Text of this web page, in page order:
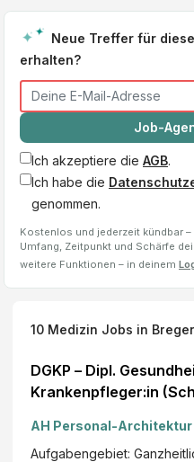
Neue Treffer für
erhalten?
Job-
Ich akzeptiere die AGB.
Ich habe die
genommen.
Kostenlos und jederzeit kündbar
Umfang, Zeitpunkt und Schärfe
weitere Funktionen – in deinem
10 Medizin Jobs in
DGKP – Dipl.
Krankenpfleger:in
AH Personal-Architektur
Aufgabengebiet: